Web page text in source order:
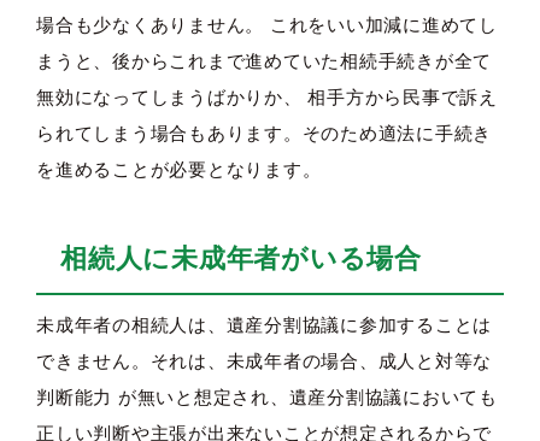
場合も少なくありません。 これをいい加減に進めてし
まうと、後からこれまで進めていた相続手続きが全て
無効になってしまうばかりか、 相手方から民事で訴え
られてしまう場合もあります。そのため適法に手続き
を進めることが必要となります。
相続人に未成年者がいる場合
未成年者の相続人は、遺産分割協議に参加することは
できません。それは、未成年者の場合、成人と対等な
判断能力 が無いと想定され、遺産分割協議においても
正しい判断や主張が出来ないことが想定されるからで